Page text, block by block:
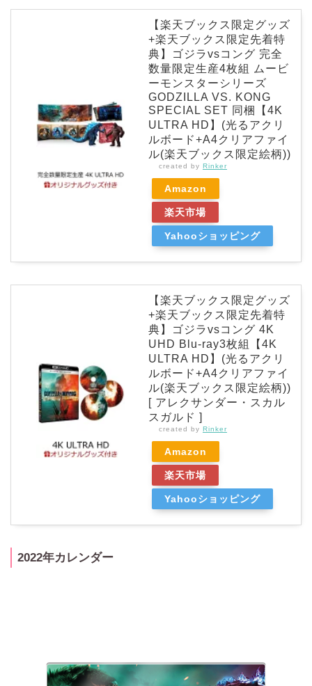
【楽天ブックス限定グッズ
+楽天ブックス限定先着特
典】ゴジラvsコング 完全
数量限定生産4枚組 ムービ
ーモンスターシリーズ
GODZILLA VS. KONG
SPECIAL SET 同梱【4K
ULTRA HD】(光るアクリ
ルボード+A4クリアファイ
ル(楽天ブックス限定絵柄))
created by Rinker
Amazon
楽天市場
Yahooショッピング
【楽天ブックス限定グッズ
+楽天ブックス限定先着特
典】ゴジラvsコング 4K
UHD Blu-ray3枚組【4K
ULTRA HD】(光るアクリ
ルボード+A4クリアファイ
ル(楽天ブックス限定絵柄))
[ アレクサンダー・スカル
スガルド ]
created by Rinker
Amazon
楽天市場
Yahooショッピング
2022年カレンダー